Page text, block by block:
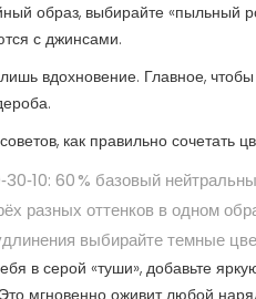
образ, выбирайте «пыльный
с джинсами.
вдохновение. Главное,
как правильно сочетать
60 % базовый
разных оттенков в одном
выбирайте темные
в серой «туши», добавьте
мгновенно оживит любой